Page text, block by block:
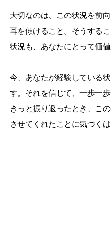
大切なのは、この状況を前
耳を傾けること。そうする
状況も、あなたにとって価
今、あなたが経験している
す。それを信じて、一歩一
きっと振り返ったとき、こ
させてくれたことに気づくは